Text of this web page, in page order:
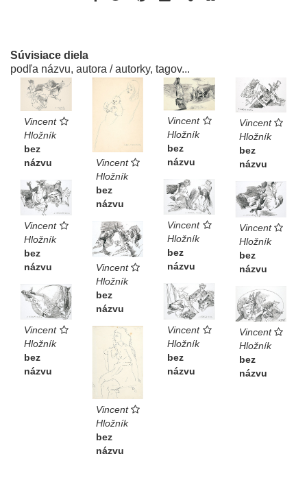
Súvisiace diela
podľa názvu, autora / autorky, tagov...
Vincent
Hložník
bez
názvu
Vincent
Hložník
bez
názvu
Vincent
Hložník
bez
názvu
Vincent
Hložník
bez
názvu
Vincent
Hložník
bez
názvu
Vincent
Hložník
bez
názvu
Vincent
Hložník
bez
názvu
Vincent
Hložník
bez
názvu
Vincent
Hložník
bez
názvu
Vincent
Hložník
bez
názvu
Vincent
Hložník
bez
názvu
Vincent
Hložník
bez
názvu